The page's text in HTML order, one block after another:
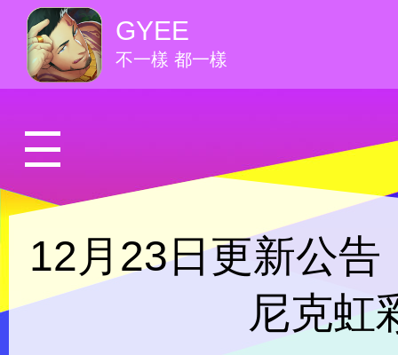
GYEE
不一樣 都一樣
12月23日更新公告
尼克虹